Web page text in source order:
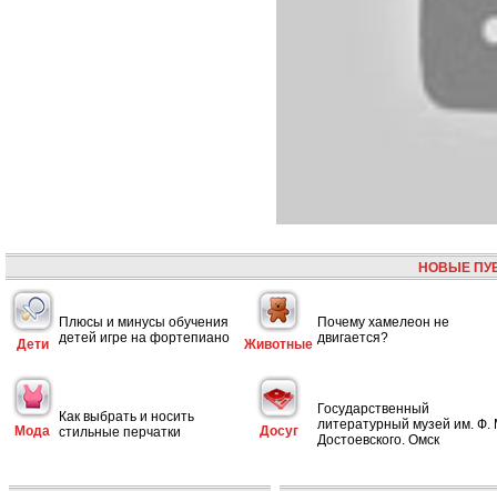
НОВЫЕ
Дети
Плюсы и минусы обучения
детей игре на фортепиано
Животные
Почему хамелеон не
двигается?
Мода
Как выбрать и носить
стильные перчатки
Досуг
Государственный
литературный музей им. Ф.
Достоевского. Омск